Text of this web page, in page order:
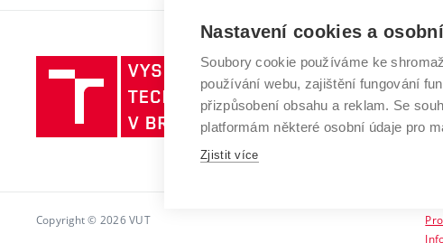
Vysoké
učení
technické
v
Copyright © 2026 VUT
Nastavení cookies a
Soubory cookie používáme ke
používání webu, zajištění fungování
přizpůsobení obsahu a reklam. Se
platformám některé osobní údaje pro
Zjistit více